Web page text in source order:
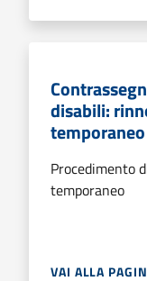
disabili:
temporaneo
Procedimento
temporaneo
VAI ALLA